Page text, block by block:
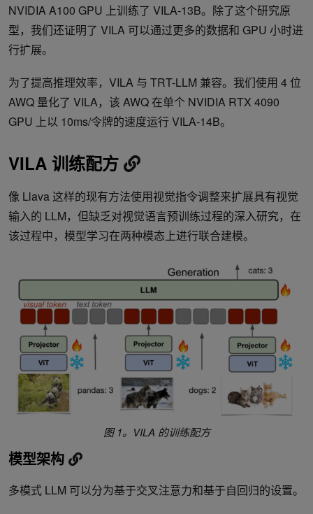
NVIDIA A100 GPU 上训练了 VILA-13B。除了这个研究原
型，我们还证明了 VILA 可以通过更多的数据和 GPU 小时进
行扩展。
为了提高推理效率，VILA 与 TRT-LLM 兼容。我们使用 4 位
AWQ 量化了 VILA，该 AWQ 在单个 NVIDIA RTX 4090
GPU 上以 10ms/令牌的速度运行 VILA-14B。
VILA 训练配方
像 Llava 这样的现有方法使用视觉指令调整来扩展具有视觉
输入的 LLM，但缺乏对视觉语言预训练过程的深入研究，在
该过程中，模型学习在两种模态上进行联合建模。
图 1。VILA 的训练配方
模型架构
多模式 LLM 可以分为基于交叉注意力和基于自回归的设置。